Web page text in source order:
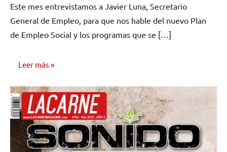
comentarios
Este mes entrevistamos a Javier Luna, Secretario
General de Empleo, para que nos hable del nuevo Plan
de Empleo Social y los programas que se […]
Leer más
ENTREVISTAS